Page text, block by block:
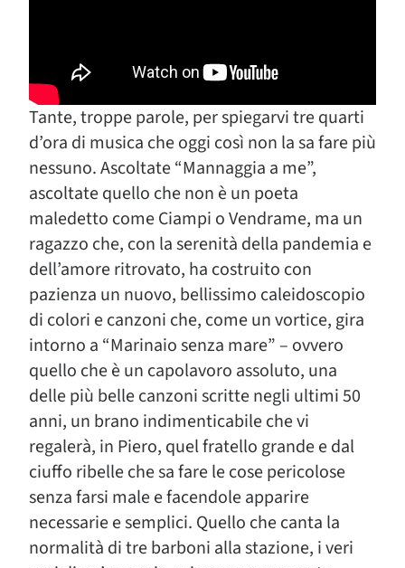
Tante, troppe parole, per spiegarvi tre quarti
d’ora di musica che oggi così non la sa fare più
nessuno. Ascoltate “Mannaggia a me”,
ascoltate quello che non è un poeta
maledetto come Ciampi o Vendrame, ma un
ragazzo che, con la serenità della pandemia e
dell’amore ritrovato, ha costruito con
pazienza un nuovo, bellissimo caleidoscopio
di colori e canzoni che, come un vortice, gira
intorno a “Marinaio senza mare” – ovvero
quello che è un capolavoro assoluto, una
delle più belle canzoni scritte negli ultimi 50
anni, un brano indimenticabile che vi
regalerà, in Piero, quel fratello grande e dal
ciuffo ribelle che sa fare le cose pericolose
senza farsi male e facendole apparire
necessarie e semplici. Quello che canta la
normalità di tre barboni alla stazione, i veri